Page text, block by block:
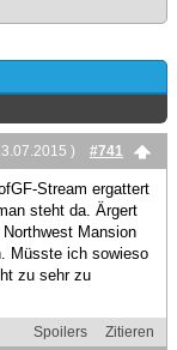
) #741
Stream ergattert
steht da. Ärgert
Mansion
Müsste ich sowieso
zu sehr zu
Spoilers
Zitieren